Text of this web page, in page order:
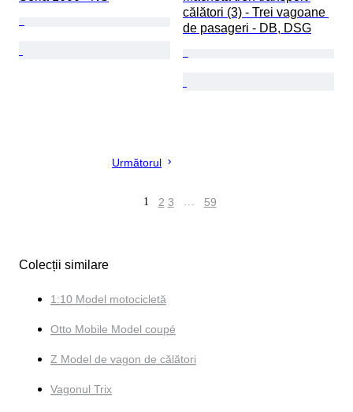
călători (3) - Trei vagoane
de pasageri - DB, DSG
Următorul
1 2 3 … 59
Colecții similare
1:10 Model motocicletă
Otto Mobile Model coupé
Z Model de vagon de călători
Vagonul Trix